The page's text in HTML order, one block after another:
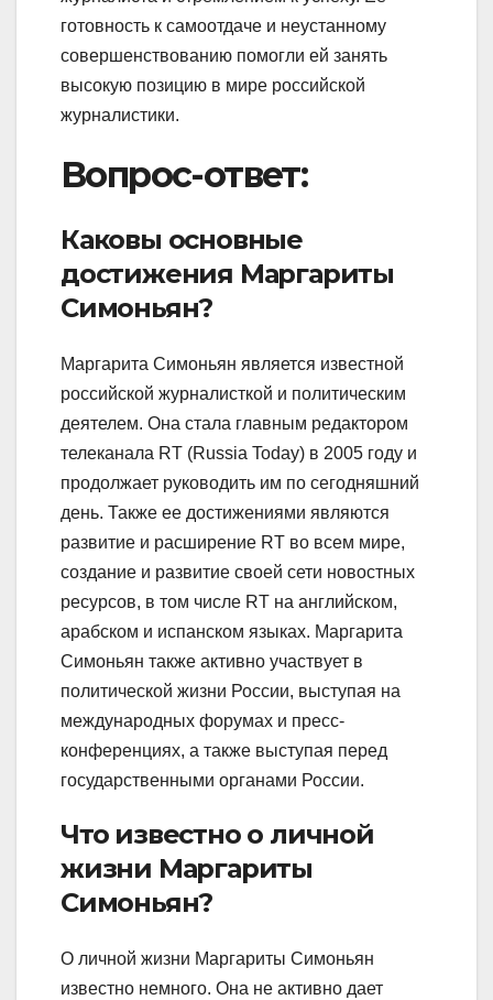
готовность к самоотдаче и неустанному
совершенствованию помогли ей занять
высокую позицию в мире российской
журналистики.
Вопрос-ответ:
Каковы основные
достижения Маргариты
Симоньян?
Маргарита Симоньян является известной
российской журналисткой и политическим
деятелем. Она стала главным редактором
телеканала RT (Russia Today) в 2005 году и
продолжает руководить им по сегодняшний
день. Также ее достижениями являются
развитие и расширение RT во всем мире,
создание и развитие своей сети новостных
ресурсов, в том числе RT на английском,
арабском и испанском языках. Маргарита
Симоньян также активно участвует в
политической жизни России, выступая на
международных форумах и пресс-
конференциях, а также выступая перед
государственными органами России.
Что известно о личной
жизни Маргариты
Симоньян?
О личной жизни Маргариты Симоньян
известно немного. Она не активно дает